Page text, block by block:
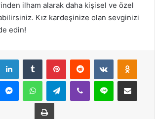
ilham alarak daha kişisel ve özel
Kız kardeşinize olan sevginizi
edin!
LinkedInTumblr PinterestReddit VKontakte
MessengerWhatsAppTelegramViber Line E-Posta ile
Yazdır